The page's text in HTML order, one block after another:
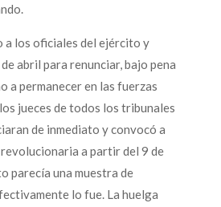
a los oficiales del ejército y
abril para renunciar, bajo pena
a permanecer en las fuerzas
jueces de todos los tribunales
de inmediato y convocó a
a partir del 9 de
parecía una muestra de
lo fue. La huelga